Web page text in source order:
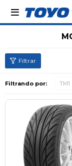

Filtrando por: TM1